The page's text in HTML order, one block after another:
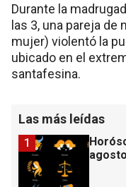
Durante la
las 3, una pareja de
mujer) violentó la
ubicado en el
santafesina.
Las más leídas
agosto
1